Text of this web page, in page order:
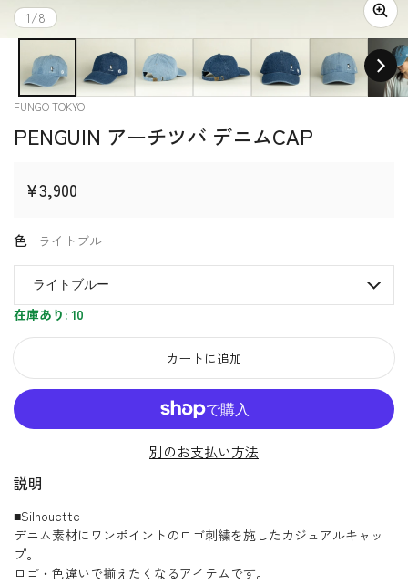
1/
の8
ベンダー
FUNGO TOKYO
PENGUIN アーチツバ デニムCAP
通常価格
¥3,900
色 ライトブルー
在庫あり: 10
カートに追加
別のお支払い方法
説明
■Silhouette
デニム素材にワンポイントのロゴ刺繍を施したカジュアルキャッ
プ。
ロゴ・色違いで揃えたくなるアイテムです。